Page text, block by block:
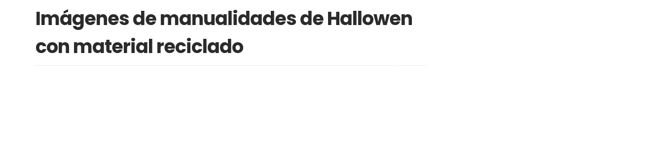
Imágenes de manualidades de Hallowen
con material reciclado